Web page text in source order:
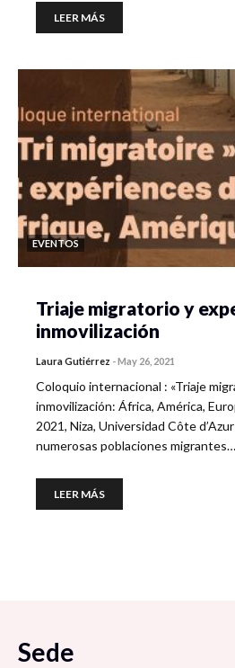
LEER MÁS
EVENTOS
Triaje migratorio y
inmovilización
Laura Gutiérrez -May 26, 2021
Coloquio internacional : «Triaje
inmovilización: África, América,
2021, Niza, Universidad Côte
numerosas poblaciones migrantes…
LEER MÁS
Sede